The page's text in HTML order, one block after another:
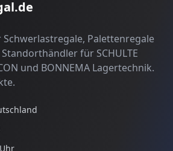
Palettenregale
für SCHULTE
und BONNEMA Lagertechnik.